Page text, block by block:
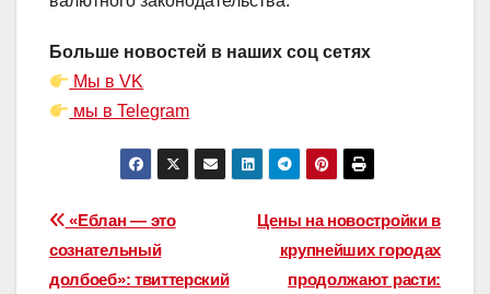
Больше новостей в наших соц сетях
Мы в VK
мы в Telegram
Навигация
по
Цены на новостройки в
крупнейших городах
продолжают расти:
«Еблан — это
сознательный
долбоеб»: твиттерский